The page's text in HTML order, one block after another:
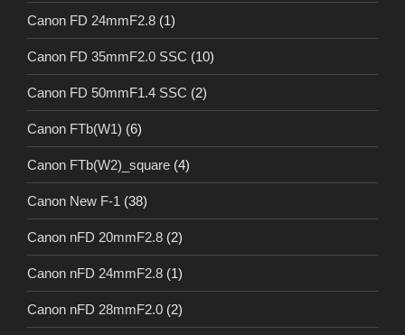
Canon FD 24mmF2.8 (1)
Canon FD 35mmF2.0 SSC (10)
Canon FD 50mmF1.4 SSC (2)
Canon FTb(W1) (6)
Canon FTb(W2)_square (4)
Canon New F-1 (38)
Canon nFD 20mmF2.8 (2)
Canon nFD 24mmF2.8 (1)
Canon nFD 28mmF2.0 (2)